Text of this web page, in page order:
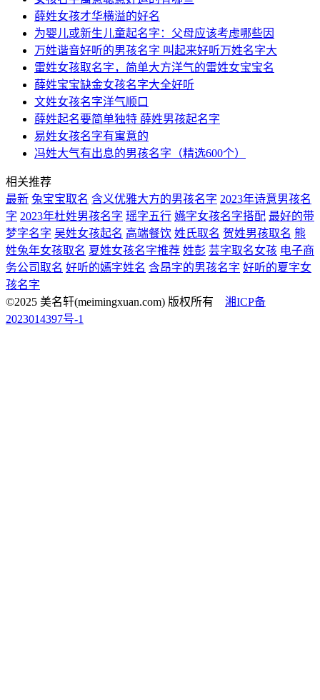
薛姓女孩才华横溢的好名
为婴儿或新生儿童起名字：父母应该考虑哪些因
万姓谐音好听的男孩名字 叫起来好听万姓名字大
雷姓女孩取名字，简单大方洋气的雷姓女宝宝名
薛姓宝宝缺金女孩名字大全好听
文姓女孩名字洋气顺口
薛姓起名要简单独特 薛姓男孩起名字
易姓女孩名字有寓意的
冯姓大气有出息的男孩名字（精选600个）
相关推荐
最新 兔宝宝取名 含义优雅大方的男孩名字 2023年诗意男孩名
字 2023年杜姓男孩名字 瑶字五行 嬿字女孩名字搭配 最好的带
梦字名字 吴姓女孩起名 高端餐饮 姓氏取名 贺姓男孩取名 熊
姓兔年女孩取名 夏姓女孩名字推荐 姓彭 芸字取名女孩 电子商
务公司取名 好听的嫣字姓名 含昂字的男孩名字 好听的夏字女
孩名字
©2025 美名轩(meimingxuan.com) 版权所有 湘ICP备
2023014397号-1